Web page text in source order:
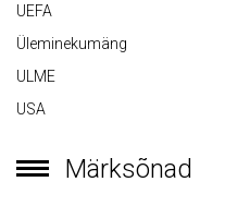
UEFA
Üleminekumäng
ULME
USA
Märksõnad